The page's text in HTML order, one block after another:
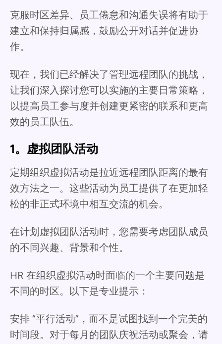
克服时区差异、员工倦怠和沟通失误将有助于
建立和保持归属感，鼓励公开对话并促进协
作。
现在，我们已经解决了管理远程团队的挑战，
让我们深入探讨您可以实施的主要日常策略，
以提高员工参与度并创建更紧密的联系和更高
效的员工队伍。
1。虚拟团队活动
定期组织虚拟活动是拉近远程团队距离的最有
效方法之一。这些活动为员工提供了在更加轻
松的非正式环境中相互交流的机会。
在计划虚拟团队活动时，您需要考虑团队成员
的不同兴趣、背景和个性。
HR 在组织虚拟活动时面临的一个主要问题是
不同的时区。以下是专业提示：
安排 “平行活动”，而不是试图找到一个完美的
时间段。对于每月的团队庆祝活动或聚会，请